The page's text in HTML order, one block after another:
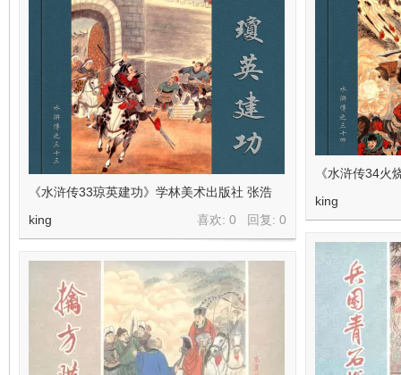
《水浒传34火
king
《水浒传33琼英建功》学林美术出版社 张浩
喜欢: 0 回复: 0
king